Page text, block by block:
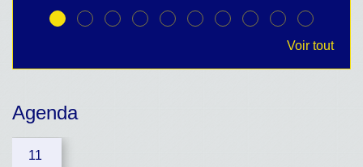
Voir tout
Agenda
11